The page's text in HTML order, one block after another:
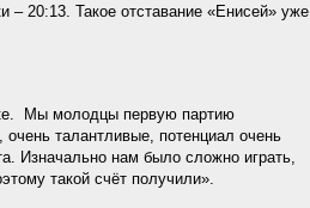
– 20:13. Такое отставание «Енисей» уже
Мы молодцы первую партию
талантливые, потенциал очень
Изначально нам было сложно играть,
такой счёт получили».